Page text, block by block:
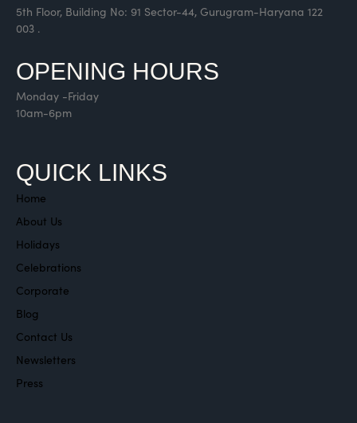
5th Floor, Building No: 91 Sector-44, Gurugram-Haryana 122
003 .
OPENING HOURS
Monday -Friday
10am-6pm
QUICK LINKS
Home
About Us
Holidays
Celebrations
Corporate
Blog
Contact Us
Newsletters
Press